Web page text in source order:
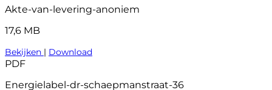
Akte-van-levering-anoniem
17,6 MB
Bekijken | Download
PDF
Energielabel-dr-schaepmanstraat-36